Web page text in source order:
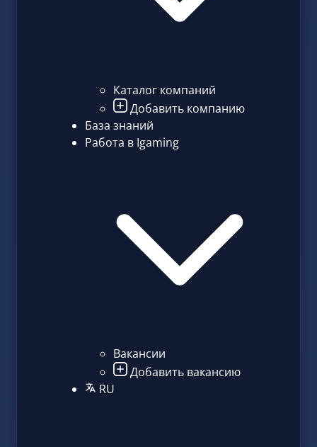
Каталог компаний
Добавить компанию
База знаний
Работа в Igaming
Вакансии
Добавить вакансию
RU